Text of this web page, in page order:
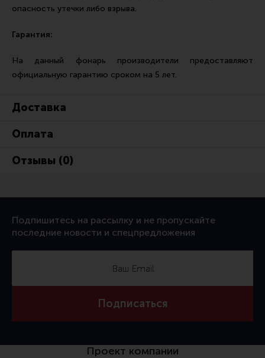
опасность утечки либо взрыва.
Гарантия:
На данный фонарь производители предоставляют
официальную гарантию сроком на 5 лет.
Доставка
Оплата
Отзывы (0)
Подпишитесь на рассылку и не пропускайте
последние новости и спецпредложения
Подписаться
Проект компании